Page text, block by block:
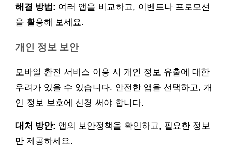
해결 방법: 여러 앱을 비교하고, 이벤트나 프로모션
을 활용해 보세요.
개인 정보 보안
모바일 환전 서비스 이용 시 개인 정보 유출에 대한
우려가 있을 수 있습니다. 안전한 앱을 선택하고, 개
인 정보 보호에 신경 써야 합니다.
대처 방안: 앱의 보안정책을 확인하고, 필요한 정보
만 제공하세요.